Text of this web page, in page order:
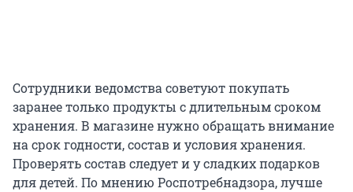
Сотрудники ведомства советуют покупать
заранее только продукты с длительным сроком
хранения. В магазине нужно обращать внимание
на срок годности, состав и условия хранения.
Проверять состав следует и у сладких подарков
для детей. По мнению Роспотребнадзора, лучше